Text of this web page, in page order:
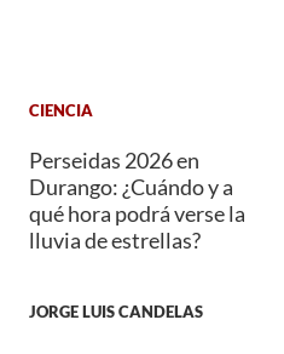
CIENCIA
Perseidas 2026 en
Durango: ¿Cuándo y a
qué hora podrá verse la
lluvia de estrellas?
JORGE LUIS CANDELAS